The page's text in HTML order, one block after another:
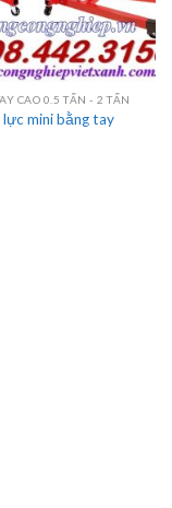
CAO 0.5 TẤN - 2 TẤN
mini bằng tay